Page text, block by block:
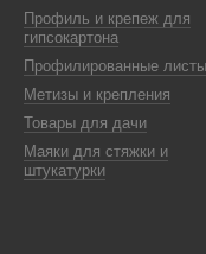
Профиль и крепеж для
гипсокартона
Профилированные листы
Метизы и крепления
Товары для дачи
Маяки для стяжки и
штукатурки